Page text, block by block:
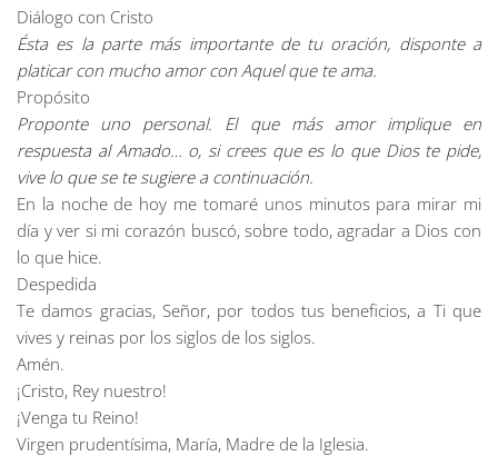
Diálogo con Cristo
Ésta es la parte más importante de tu oración, disponte a
platicar con mucho amor con Aquel que te ama.
Propósito
Proponte uno personal. El que más amor implique en
respuesta al Amado… o, si crees que es lo que Dios te pide,
vive lo que se te sugiere a continuación.
En la noche de hoy me tomaré unos minutos para mirar mi
día y ver si mi corazón buscó, sobre todo, agradar a Dios con
lo que hice.
Despedida
Te damos gracias, Señor, por todos tus beneficios, a Ti que
vives y reinas por los siglos de los siglos.
Amén.
¡Cristo, Rey nuestro!
¡Venga tu Reino!
Virgen prudentísima, María, Madre de la Iglesia.